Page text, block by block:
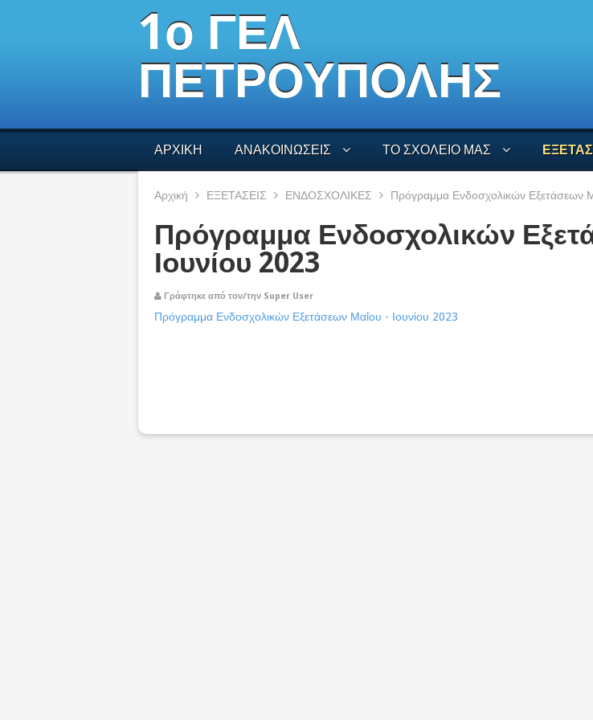
1ο ΓΕΛ
ΠΕΤΡΟΥΠΟΛΗΣ
ΑΡΧΙΚΗ ΑΝΑΚΟΙΝΩΣΕΙΣ ΤΟ ΣΧΟΛΕΙΟ ΜΑΣ
Αρχική ΕΞΕΤΑΣΕΙΣ ΕΝΔΟΣΧΟΛΙΚΕΣ Πρόγραμμα Ενδοσχολικών Εξετάσεων
Πρόγραμμα Ενδοσχολικών
Ιουνίου 2023
Γράφτηκε από τον/την Super User
Πρόγραμμα Ενδοσχολικών Εξετάσεων Μαΐου - Ιουνίου 2023